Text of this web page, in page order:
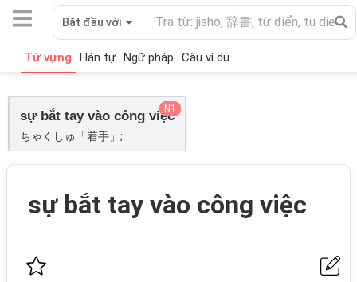
Bắt đầu với
Từ vựng Hán tự Ngữ pháp Câu ví dụ
sự bắt tay vào công việc
ちゃくしゅ「着手」;
N1
sự bắt tay vào công việc